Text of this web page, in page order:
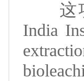
这
India